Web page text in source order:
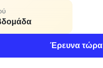
Έρευνα τώρα